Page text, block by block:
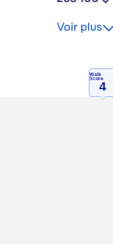
Voir plus
Walk
Score
4